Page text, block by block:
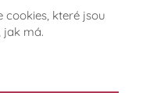
cookies, které jsou
jak má.